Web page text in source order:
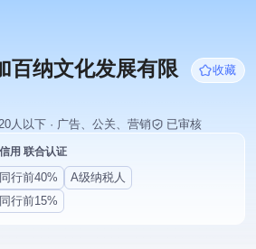
百纳文化发展有限
收藏
人以下 · 广告、公关、营销 已审核
用 联合认证
行前40%
A级纳税人
行前15%